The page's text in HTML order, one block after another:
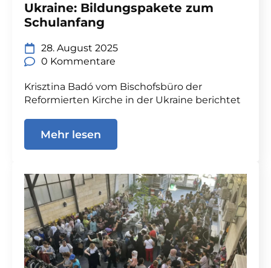
Ukraine: Bildungspakete zum
Schulanfang
28. August 2025
0 Kommentare
Krisztina Badó vom Bischofsbüro der
Reformierten Kirche in der Ukraine berichtet
Mehr lesen